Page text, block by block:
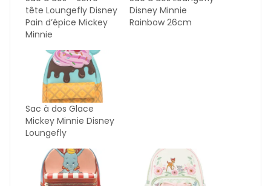
tête Loungefly Disney
Pain d’épice Mickey
Minnie
Disney Minnie
Rainbow 26cm
Sac à dos Glace
Mickey Minnie Disney
Loungefly